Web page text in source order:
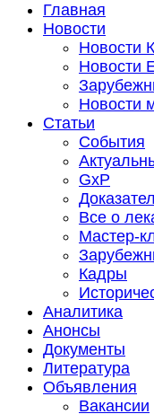
Главная
Новости
Новости
Новости
Новости
Статьи
События
GxP
Все о
Мастер-
Кадры
Аналитика
Анонсы
Документы
Литература
Объявления
Вакансии